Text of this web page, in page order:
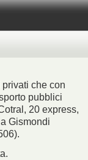
che con
pubblici
20 express,
Gismondi